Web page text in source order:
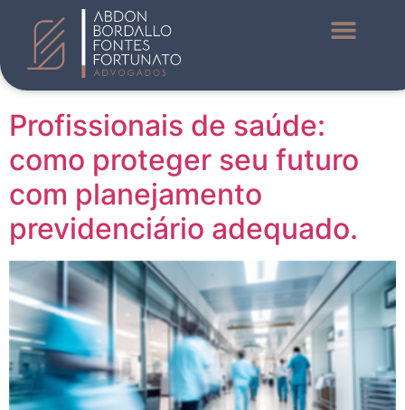
Dia:21 de junho de
2024
Profissionais de saúde:
como proteger seu futuro
com planejamento
previdenciário adequado.